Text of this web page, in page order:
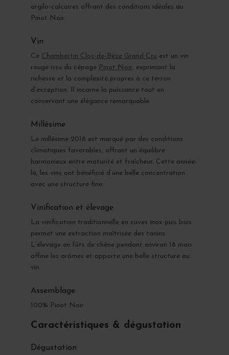
argilo-calcaires offrant des conditions idéales au
Pinot Noir.
Vin
Ce Chambertin Clos-de-Bèze Grand Cru est un vin
rouge issu du cépage Pinot Noir, exprimant la
richesse et la complexité propres à ce terroir
d’exception. Il incarne la puissance tout en
conservant une élégance remarquable.
Millésime
Le millésime 2018 est marqué par des conditions
climatiques favorables, offrant un équilibre
harmonieux entre maturité et fraîcheur. Cette année-
là, les vins ont bénéficié d’une belle concentration
avec une structure fine.
Vinification et élevage
La vinification traditionnelle en cuves inox puis bois
permet une extraction maîtrisée des tanins.
L’élevage en fûts de chêne pendant environ 18 mois
affine les arômes et apporte une belle structure au
vin.
Assemblage
100% Pinot Noir
Caractéristiques & dégustation
Dégustation